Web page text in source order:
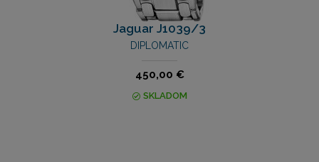
Jaguar J1039/3
DIPLOMATIC
450,00 €
SKLADOM